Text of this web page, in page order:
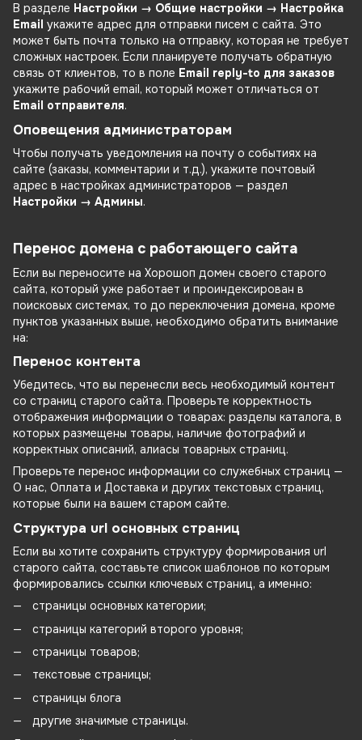
В разделе Настройки → Общие настройки → Настройка
Email укажите адрес для отправки писем с сайта. Это
может быть почта только на отправку, которая не требует
сложных настроек. Если планируете получать обратную
связь от клиентов, то в поле Email reply-to для заказов
укажите рабочий email, который может отличаться от
Email отправителя.
Оповещения администраторам
Чтобы получать уведомления на почту о событиях на
сайте (заказы, комментарии и т.д.), укажите почтовый
адрес в настройках администраторов — раздел
Настройки → Админы.
Перенос домена с работающего сайта
Если вы переносите на Хорошоп домен своего старого
сайта, который уже работает и проиндексирован в
поисковых системах, то до переключения домена, кроме
пунктов указанных выше, необходимо обратить внимание
на:
Перенос контента
Убедитесь, что вы перенесли весь необходимый контент
со страниц старого сайта. Проверьте корректность
отображения информации о товарах: разделы каталога, в
которых размещены товары, наличие фотографий и
корректных описаний, алиасы товарных страниц.
Проверьте перенос информации со служебных страниц —
О нас, Оплата и Доставка и других текстовых страниц,
которые были на вашем старом сайте.
Структура url основных страниц
Если вы хотите сохранить структуру формирования url
старого сайта, составьте список шаблонов по которым
формировались ссылки ключевых страниц, а именно:
страницы основных категории;
страницы категорий второго уровня;
страницы товаров;
текстовые страницы;
страницы блога
другие значимые страницы.